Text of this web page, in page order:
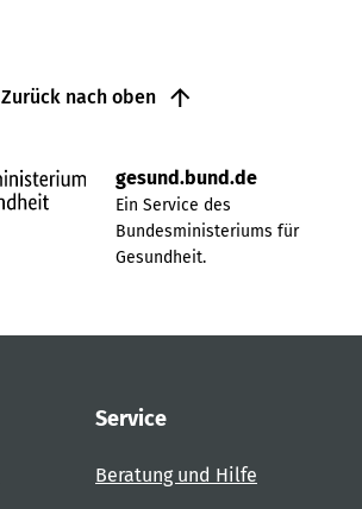
Zurück nach oben
gesund.bund.de
Ein Service des
Bundesministeriums für
Gesundheit.
Service
Beratung und Hilfe